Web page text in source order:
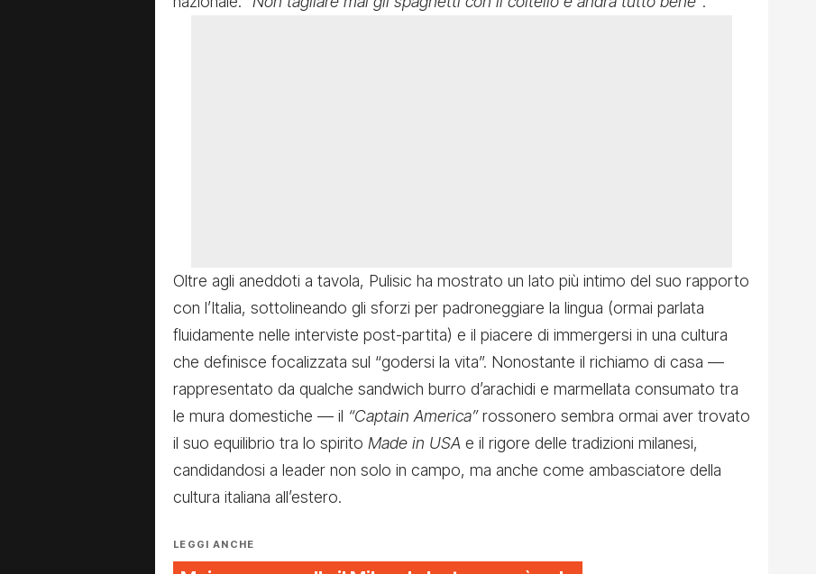
Oltre agli aneddoti a tavola, Pulisic ha mostrato un lato più intimo del suo rapporto
con l’Italia, sottolineando gli sforzi per padroneggiare la lingua (ormai parlata
fluidamente nelle interviste post-partita) e il piacere di immergersi in una cultura
che definisce focalizzata sul “godersi la vita”. Nonostante il richiamo di casa —
rappresentato da qualche sandwich burro d’arachidi e marmellata consumato tra
le mura domestiche — il “Captain America”rossonero sembra ormai aver trovato
il suo equilibrio tra lo spirito Made in USA e il rigore delle tradizioni milanesi,
candidandosi a leader non solo in campo, ma anche come ambasciatore della
cultura italiana all’estero.
LEGGI ANCHE